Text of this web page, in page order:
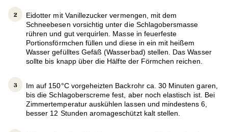
Eidotter mit Vanillezucker vermengen, mit dem
Schneebesen vorsichtig unter die Schlagobersmasse
rühren und gut verquirlen. Masse in feuerfeste
Portionsförmchen füllen und diese in ein mit heißem
Wasser gefülltes Gefäß (Wasserbad) stellen. Das Wasser
sollte bis knapp über die Hälfte der Förmchen reichen.
Im auf 150°C vorgeheizten Backrohr ca. 30 Minuten garen,
bis die Schlagoberscreme fest, aber noch elastisch ist. Bei
Zimmertemperatur auskühlen lassen und mindestens 6,
besser 12 Stunden aromageschützt kalt stellen.